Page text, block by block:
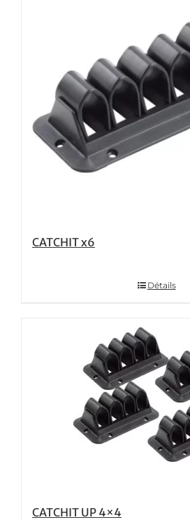
CATCHIT x6
Détails
CATCHIT UP 4×4